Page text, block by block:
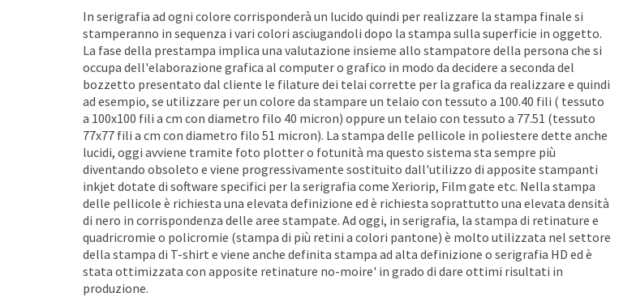
In serigrafia ad ogni colore corrisponderà un lucido quindi per realizzare la stampa finale si
stamperanno in sequenza i vari colori asciugandoli dopo la stampa sulla superficie in oggetto.
La fase della prestampa implica una valutazione insieme allo stampatore della persona che si
occupa dell'elaborazione grafica al computer o grafico in modo da decidere a seconda del
bozzetto presentato dal cliente le filature dei telai corrette per la grafica da realizzare e quindi
ad esempio, se utilizzare per un colore da stampare un telaio con tessuto a 100.40 fili ( tessuto
a 100x100 fili a cm con diametro filo 40 micron) oppure un telaio con tessuto a 77.51 (tessuto
77x77 fili a cm con diametro filo 51 micron). La stampa delle pellicole in poliestere dette anche
lucidi, oggi avviene tramite foto plotter o fotunità ma questo sistema sta sempre più
diventando obsoleto e viene progressivamente sostituito dall'utilizzo di apposite stampanti
inkjet dotate di software specifici per la serigrafia come Xeriorip, Film gate etc. Nella stampa
delle pellicole è richiesta una elevata definizione ed è richiesta soprattutto una elevata densità
di nero in corrispondenza delle aree stampate. Ad oggi, in serigrafia, la stampa di retinature e
quadricromie o policromie (stampa di più retini a colori pantone) è molto utilizzata nel settore
della stampa di T-shirt e viene anche definita stampa ad alta definizione o serigrafia HD ed è
stata ottimizzata con apposite retinature no-moire' in grado di dare ottimi risultati in
produzione.